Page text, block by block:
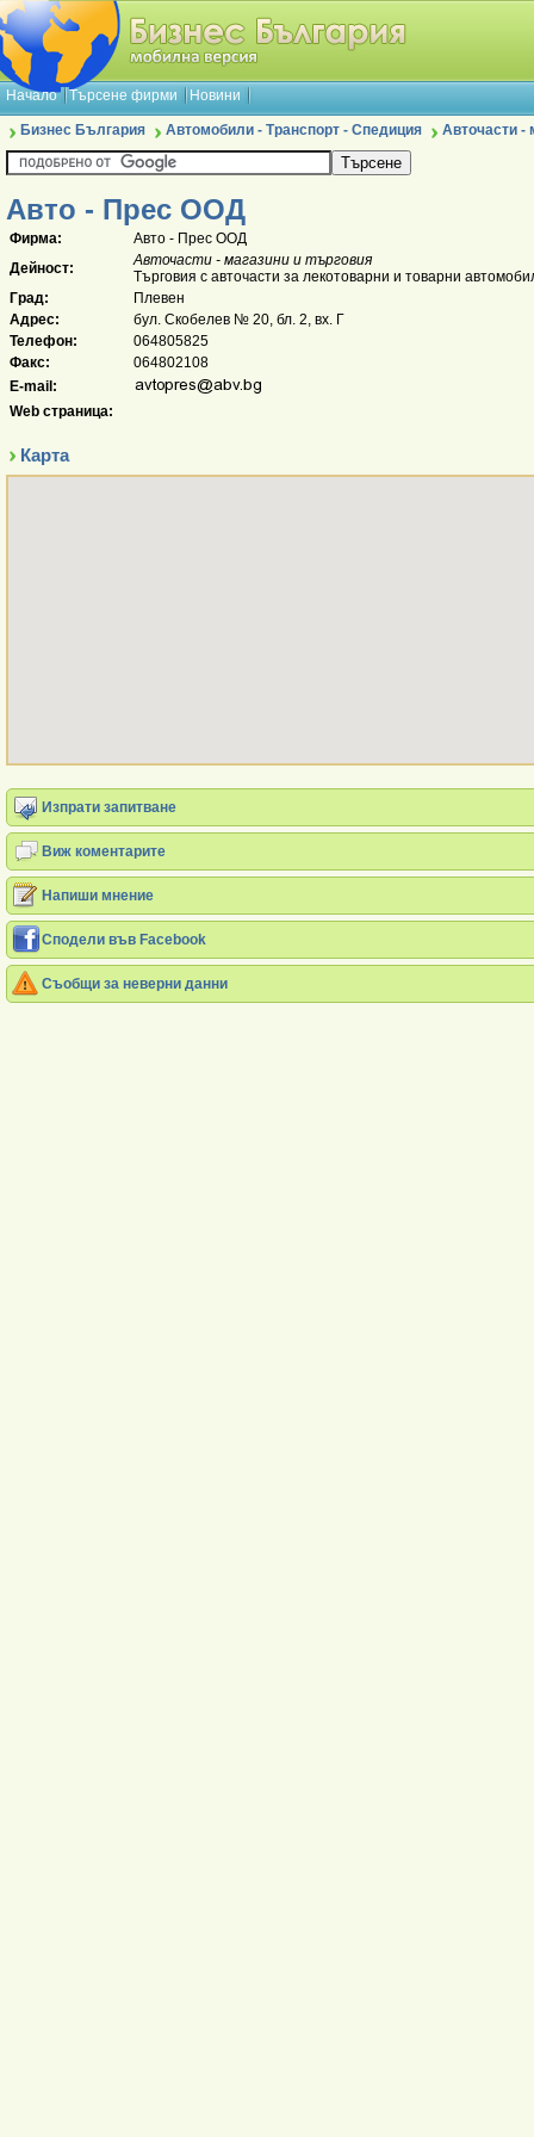
Начало Търсене фирми Новини
Бизнес България Автомобили - Транспорт - Спедиция Авточасти -
Авто - Прес ООД
Фирма:
Авто - Прес ООД
Дейност:
Авточасти - магазини и търговия
Търговия с авточасти за лекотоварни и товарни
Град:
Плевен
Адрес:
бул. Скобелев № 20, бл. 2, вх. Г
Телефон:
064805825
Факс:
064802108
E-mail:
Web страница:
Карта
Изпрати запитване
Виж коментарите
Напиши мнение
Сподели във Facebook
Съобщи за неверни данни